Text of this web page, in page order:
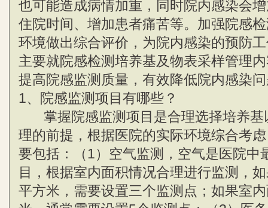
也可能造成病情加重，同时院内感染会
住院时间、增加患者痛苦等。加强院感
环境做出综合评价，为院内感染的预防
主要就院感检测培养基及物表采样管理
提高院感监测质量，有效降低院内感染
1、院感监测项目有哪些？
掌握院感监测项目是合理选择培养基
理的前提，根据医院的实际环境综合考
要包括：（1）空气监测，空气是医院中
目，根据室内面积情况合理进行监测，
平方米，需要设置三个监测点；如果室